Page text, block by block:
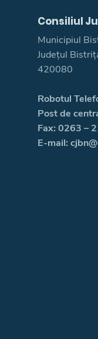
Consiliul
Municipiul
Județul
420080
Robotul
Post de
Fax: 0263 –
E-mail: